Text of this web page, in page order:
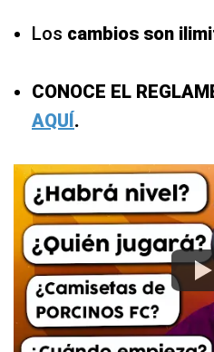
Los cambios son
CONOCE EL
AQUÍ.